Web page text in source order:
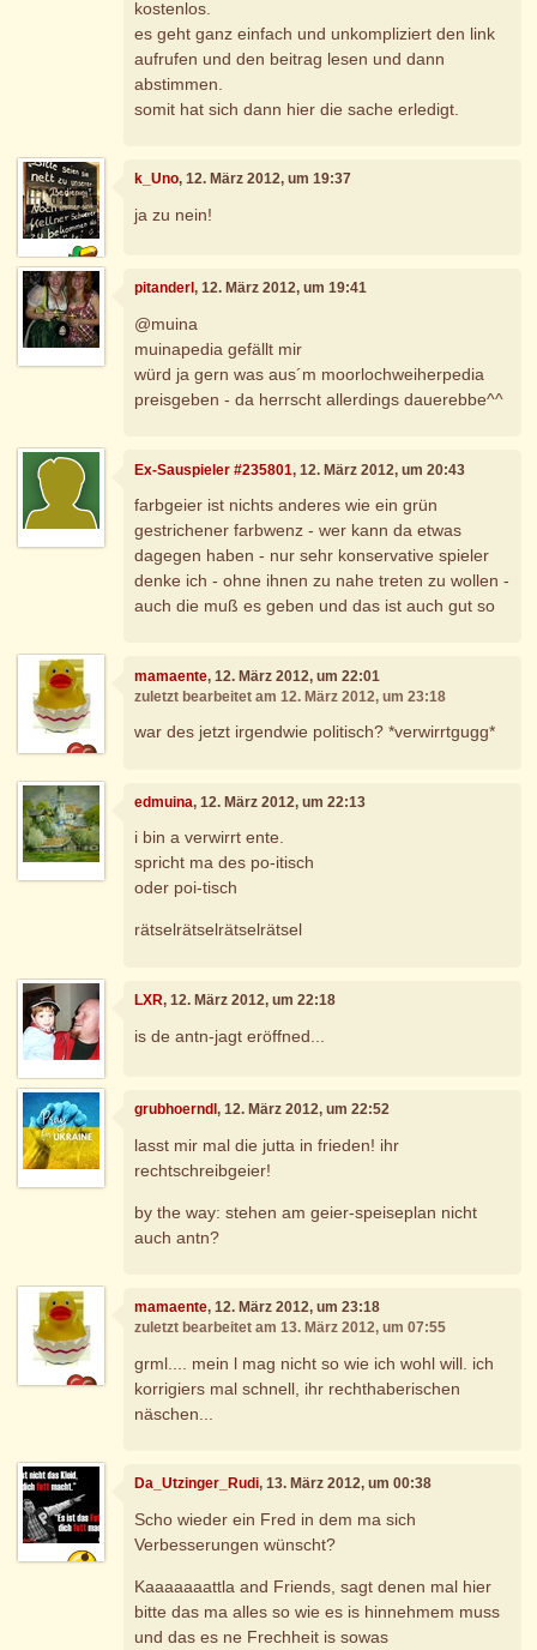
kostenlos.
es geht ganz einfach und unkompliziert den link
aufrufen und den beitrag lesen und dann
abstimmen.
somit hat sich dann hier die sache erledigt.
k_Uno, 12. März 2012, um 19:37
ja zu nein!
pitanderl, 12. März 2012, um 19:41
@muina
muinapedia gefällt mir
würd ja gern was aus´m moorlochweiherpedia
preisgeben - da herrscht allerdings dauerebbe^^
Ex-Sauspieler #235801, 12. März 2012, um 20:43
farbgeier ist nichts anderes wie ein grün
gestrichener farbwenz - wer kann da etwas
dagegen haben - nur sehr konservative spieler
denke ich - ohne ihnen zu nahe treten zu wollen -
auch die muß es geben und das ist auch gut so
mamaente, 12. März 2012, um 22:01
zuletzt bearbeitet am 12. März 2012, um 23:18
war des jetzt irgendwie politisch? *verwirrtgugg*
edmuina, 12. März 2012, um 22:13
i bin a verwirrt ente.
spricht ma des po-itisch
oder poi-tisch
rätselrätselrätselrätsel
LXR, 12. März 2012, um 22:18
is de antn-jagt eröffned...
grubhoerndl, 12. März 2012, um 22:52
lasst mir mal die jutta in frieden! ihr
rechtschreibgeier!
by the way: stehen am geier-speiseplan nicht
auch antn?
mamaente, 12. März 2012, um 23:18
zuletzt bearbeitet am 13. März 2012, um 07:55
grml.... mein l mag nicht so wie ich wohl will. ich
korrigiers mal schnell, ihr rechthaberischen
näschen...
Da_Utzinger_Rudi, 13. März 2012, um 00:38
Scho wieder ein Fred in dem ma sich
Verbesserungen wünscht?
Kaaaaaaattla and Friends, sagt denen mal hier
bitte das ma alles so wie es is hinnehmem muss
und das es ne Frechheit is sowas